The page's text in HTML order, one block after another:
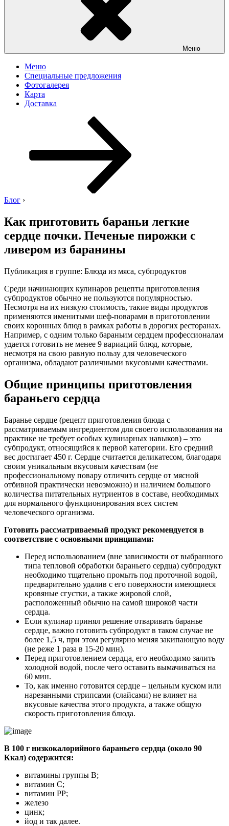
Меню
Меню
Специальные предложения
Фотогалерея
Карта
Доставка
Блог ›
Как приготовить бараньи легкие
сердце почки. Печеные пирожки с
ливером из баранины
Публикация в группе: Блюда из мяса, субпродуктов
Среди начинающих кулинаров рецепты приготовления
субпродуктов обычно не пользуются популярностью.
Несмотря на их низкую стоимость, такие виды продуктов
применяются именитыми шеф-поварами в приготовлении
своих коронных блюд в рамках работы в дорогих ресторанах.
Например, с одним только бараньим сердцем профессионалам
удается готовить не менее 9 вариаций блюд, которые,
несмотря на свою равную пользу для человеческого
организма, обладают различными вкусовыми качествами.
Общие принципы приготовления
бараньего сердца
Баранье сердце (рецепт приготовления блюда с
рассматриваемым ингредиентом для своего использования на
практике не требует особых кулинарных навыков) – это
субпродукт, относящийся к первой категории. Его средний
вес достигает 450 г. Сердце считается деликатесом, благодаря
своим уникальным вкусовым качествам (не
профессиональному повару отличить сердце от мясной
отбивной практически невозможно) и наличием большого
количества питательных нутриентов в составе, необходимых
для нормального функционирования всех систем
человеческого организма.
Готовить рассматриваемый продукт рекомендуется в
соответствие с основными принципами:
Перед использованием (вне зависимости от выбранного
типа тепловой обработки бараньего сердца) субпродукт
необходимо тщательно промыть под проточной водой,
предварительно удалив с его поверхности имеющиеся
кровяные сгустки, а также жировой слой,
расположенный обычно на самой широкой части
сердца.
Если кулинар принял решение отваривать баранье
сердце, важно готовить субпродукт в таком случае не
более 1,5 ч, при этом регулярно меняя закипающую воду
(не реже 1 раза в 15-20 мин).
Перед приготовлением сердца, его необходимо залить
холодной водой, после чего оставить вымачиваться на
60 мин.
То, как именно готовится сердце – цельным куском или
нарезанными стрипсами (слайсами) не влияет на
вкусовые качества этого продукта, а также общую
скорость приготовления блюда.
В 100 г низкокалорийного бараньего сердца (около 90
Ккал) содержится:
витамины группы B;
витамин C;
витамин PP;
железо
цинк;
йод и так далее.